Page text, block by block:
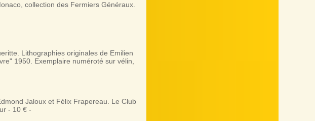
collection des Fermiers Généraux.
Lithographies originales de Emilien
1950. Exemplaire numéroté sur vélin,
Jaloux et Félix Frapereau. Le Club
- 10 € -